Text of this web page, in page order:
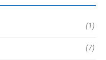
(1)
(7)